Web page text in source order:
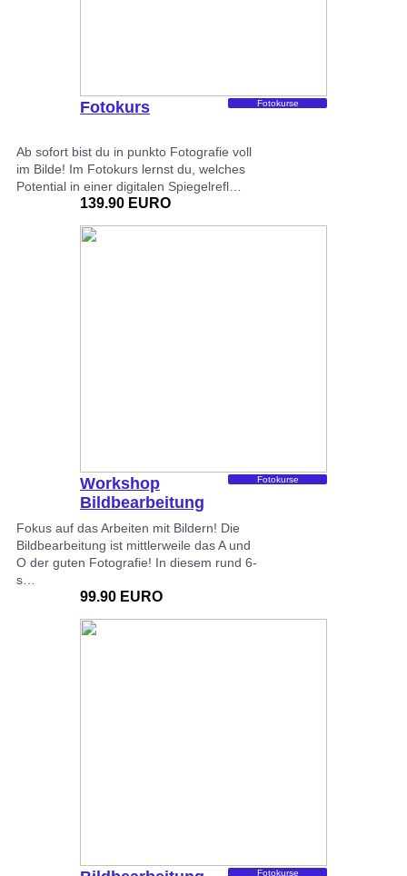
Fotokurs Fotokurse
Ab sofort bist du in punkto Fotografie voll
im Bilde! Im Fotokurs lernst du, welches
Potential in einer digitalen Spiegelrefl…
139.90 EURO
Workshop
Bildbearbeitung
mit Adobe
Lightroom
Fotokurse
Fokus auf das Arbeiten mit Bildern! Die
Bildbearbeitung ist mittlerweile das A und
O der guten Fotografie! In diesem rund 6-
s…
99.90 EURO
Fotokurse